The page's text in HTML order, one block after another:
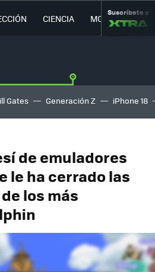
CIENCIA MOVILIDAD
Suscríbete a
Gates Generación Z iPhone 18
de emuladores
le ha cerrado las
los más